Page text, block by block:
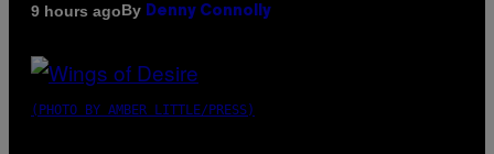
9 hours agoBy Denny Connolly
(PHOTO BY AMBER LITTLE/PRESS)